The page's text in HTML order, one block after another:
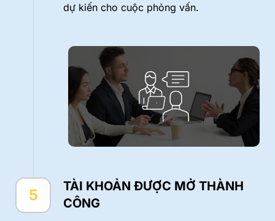
dự kiến cho cuộc phỏng vấn.
5
TÀI KHOẢN ĐƯỢC MỞ THÀNH
CÔNG